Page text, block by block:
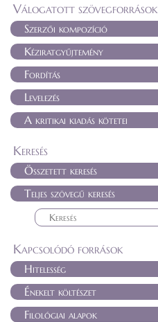
Válogatott szövegforrások
Szerzői kompozíció
Kéziratgyűjtemény
Fordítás
Levelezés
A kritikai kiadás kötetei
Keresés
Összetett keresés
Teljes szövegű keresés
Kapcsolódó források
Hitelesség
Énekelt költészet
Filológiai alapok